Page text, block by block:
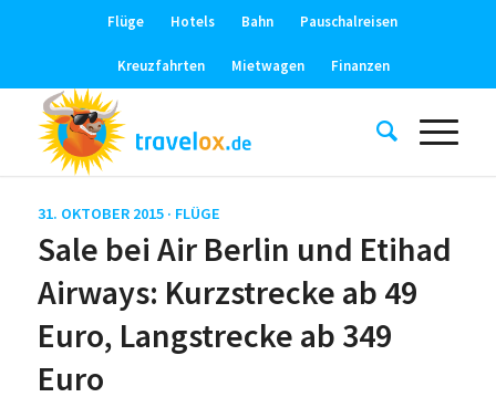
Flüge Hotels Bahn Pauschalreisen
Kreuzfahrten Mietwagen Finanzen
31. OKTOBER 2015 · FLÜGE
Sale bei Air Berlin und Etihad
Airways: Kurzstrecke ab 49
Euro, Langstrecke ab 349
Euro